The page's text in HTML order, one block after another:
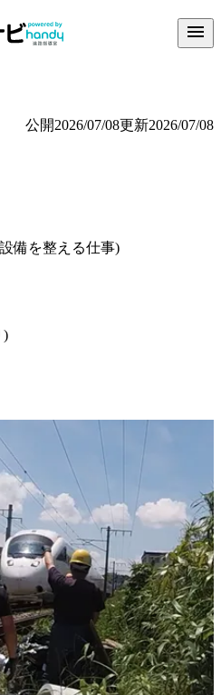
公開2026/07/08更新2026/07/08
備を整える仕事)
)